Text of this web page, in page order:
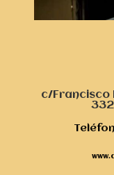
c/Francisco